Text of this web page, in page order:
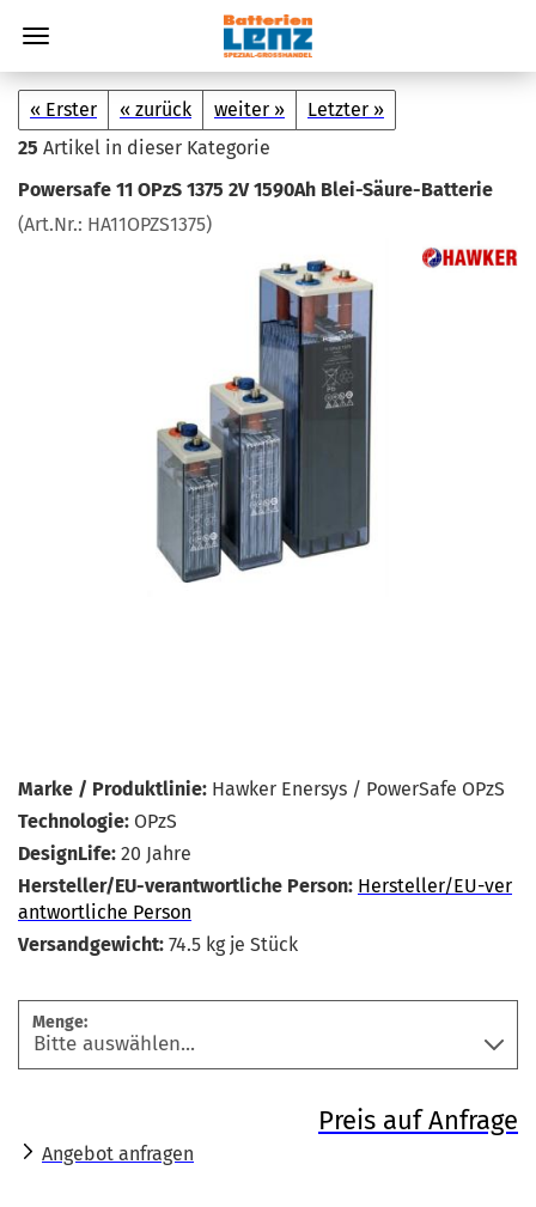
« Erster « zurück weiter »
Letzter »
25 Artikel in dieser Kategorie
Power­safe 11 OPzS 1375 2V 1590Ah Blei-​Säure-Batterie
(Art.Nr.: HA11OPZS1375)
Marke / Produktlinie: Hawker Enersys / PowerSafe OPzS
Technologie: OPzS
DesignLife: 20 Jahre
Hersteller/EU-verantwortliche Person: Hersteller/EU-ver
antwortliche Person
Versandgewicht: 74.5 kg je Stück
Menge:
Preis auf Anfrage
Angebot anfragen